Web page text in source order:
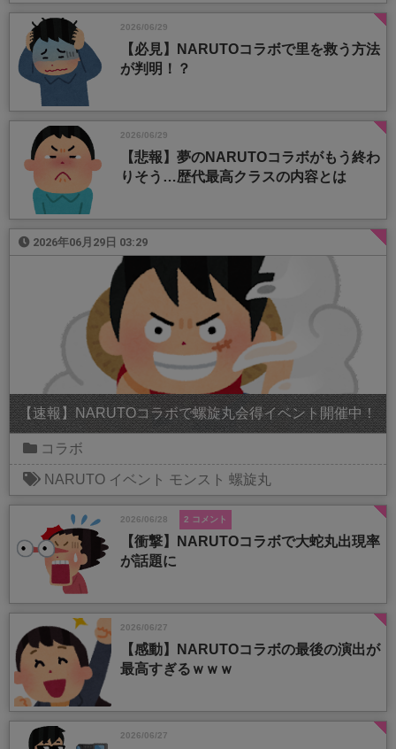
2026/06/29
【必見】NARUTOコラボで里を救う方法
が判明！？
2026/06/29
【悲報】夢のNARUTOコラボがもう終わ
りそう…歴代最高クラスの内容とは
2026年06月29日 03:29
【速報】NARUTOコラボで螺旋丸会得イベント開催中！
コラボ
NARUTO イベント モンスト 螺旋丸
2026/06/28 2 コメント
【衝撃】NARUTOコラボで大蛇丸出現率
が話題に
2026/06/27
【感動】NARUTOコラボの最後の演出が
最高すぎるｗｗｗ
2026/06/27